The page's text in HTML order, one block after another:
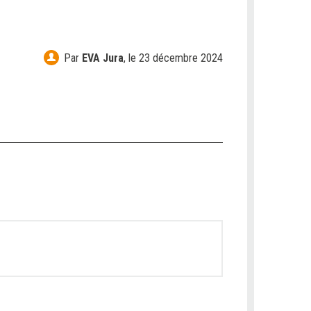
Par EVA Jura, le 23 décembre 2024